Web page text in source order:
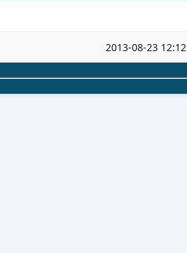
2013-08-23 12:12